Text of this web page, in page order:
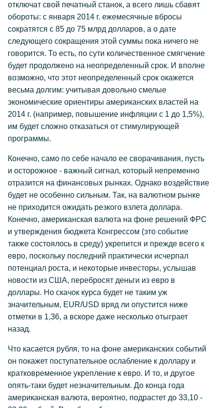
отключат свой печатный станок, а всего лишь сбавят
обороты: с января 2014 г. ежемесячные вбросы
сократятся с 85 до 75 млрд долларов, а о дате
следующего сокращения этой суммы пока ничего не
говорится. То есть, по сути количественное смягчение
будет продолжено на неопределенный срок. И вполне
возможно, что этот неопределенный срок окажется
весьма долгим: учитывая довольно смелые
экономические ориентиры американских властей на
2014 г. (например, повышение инфляции с 1 до 1,5%),
им будет сложно отказаться от стимулирующей
программы.
Конечно, само по себе начало ее сворачивания, пусть
и осторожное - важный сигнал, который непременно
отразится на финансовых рынках. Однако воздействие
будет не особенно сильным. Так, на валютном рынке
не приходится ожидать резкого взлета доллара.
Конечно, американская валюта на фоне решений ФРС
и утверждения бюджета Конгрессом (это событие
также состоялось в среду) укрепится и прежде всего к
евро, поскольку последний практически исчерпал
потенциал роста, и некоторые инвесторы, услышав
новости из США, перебросят деньги из евро в
доллары. Но скачок курса будет не таким уж
значительным, EUR/USD вряд ли опустится ниже
отметки в 1,36, а вскоре даже несколько отыграет
назад.
Что касается рубля, то на фоне американских событий
он покажет поступательное ослабление к доллару и
кратковременное укрепление к евро. И то, и другое
опять-таки будет незначительным. До конца года
американская валюта, вероятно, подрастет до 33,10 -